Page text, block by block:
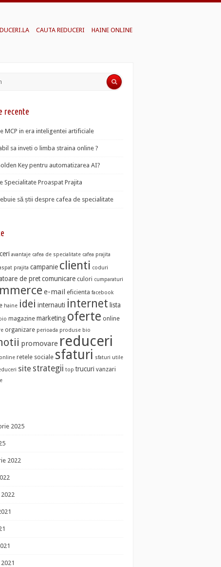
CAUTA REDUCERI HAINE ONLINE
recente
MCP in era inteligentei artificiale
sa inveti o limba straina online ?
Key pentru automatizarea AI?
Specialitate Proaspat Prajita
să știi despre cafea de specialitate
avantaje cafea de specialitate cafea prajita
prajita campanie clienti coduri
de pretcomunicare culori cumparaturi
e-mail eficienta facebook
haine idei internauti internet lista
magazine marketing oferte online
organizare perioada produse bio
promovare reduceri
retele sociale sfaturi sfaturi utile
site strategii top trucuri vanzari
2025
2022